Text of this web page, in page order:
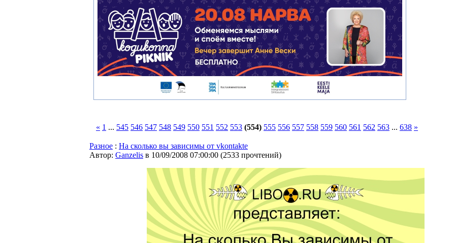
« 1 ... 545 546 547 548 549 550 551 552 553 (554) 555 556 557 558 559 560 561 562 563 ... 638 »
Разное : На сколько вы зависимы от vkontakte
Автор: Ganzelis в 10/09/2008 07:00:00 (2533 прочтений)